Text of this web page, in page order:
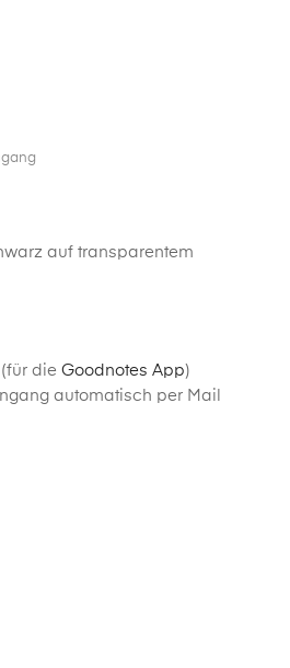
auf transparentem
die Goodnotes App)
automatisch per Mail